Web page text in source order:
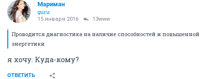
Мариман
guru
15 января 2016 13www
Проводится диагностика на наличие способностей и повышенной
энергетики
я хочу. Куда-кому?
ОТВЕТИТЬ